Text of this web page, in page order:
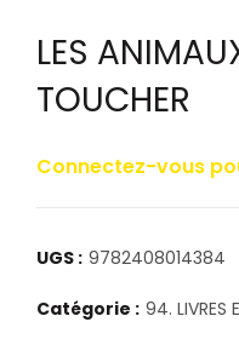
LES
TOUCHER
Connectez-vous
UGS : 9782408014384
Catégorie : 94. LIVRES